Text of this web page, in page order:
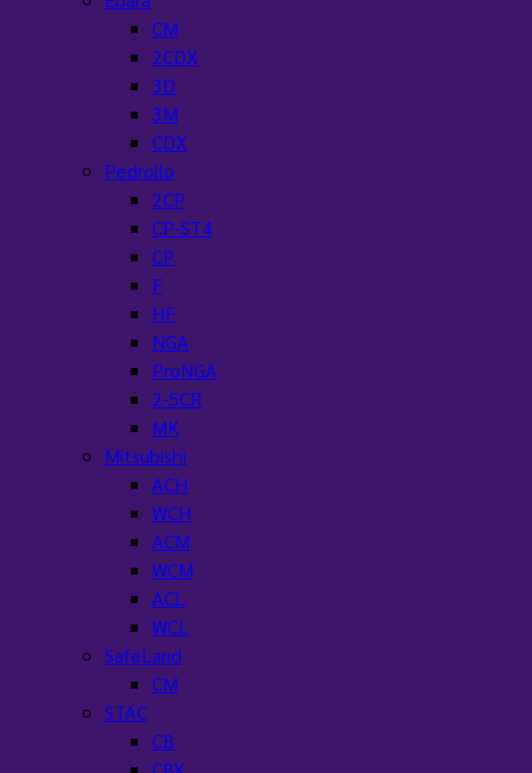
CM
2CDX
3D
3M
CDX
Pedrollo
2CP
CP-ST4
CP
F
HF
NGA
ProNGA
2-5CR
MK
Mitsubishi
ACH
WCH
ACM
WCM
ACL
WCL
SafeLand
CM
STAC
CB